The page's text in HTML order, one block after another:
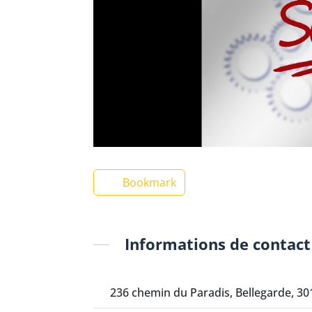
Bookmark
Informations de contact
236 chemin du Paradis, Bellegarde,